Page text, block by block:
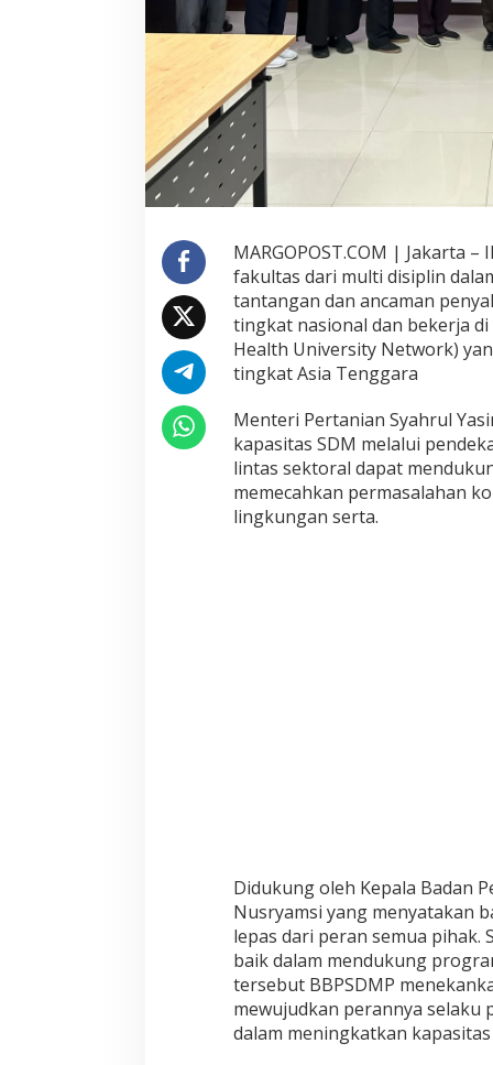
I
L
U
R
I
K
U
L
U
D
A
N
M
O
D
T
H
S
M
A
R
T
MARGOPOST.COM | Jakarta
fakultas dari multi disiplin
tantangan dan ancaman
tingkat nasional dan bekerja di
Health University Network)
tingkat Asia Tenggara
Menteri Pertanian Syahrul
kapasitas SDM melalui
lintas sektoral dapat
memecahkan permasalahan
lingkungan serta.
Didukung oleh Kepala Badan
Nusryamsi yang menyatakan
lepas dari peran semua
baik dalam mendukung
tersebut BBPSDMP
mewujudkan perannya selaku
dalam meningkatkan